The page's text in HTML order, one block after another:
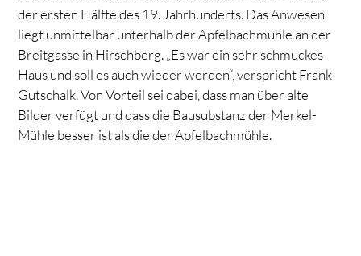
der ersten Hälfte des 19. Jahrhunderts. Das Anwesen
liegt unmittelbar unterhalb der Apfelbachmühle an der
Breitgasse in Hirschberg. „Es war ein sehr schmuckes
Haus und soll es auch wieder werden“, verspricht Frank
Gutschalk. Von Vorteil sei dabei, dass man über alte
Bilder verfügt und dass die Bausubstanz der Merkel-
Mühle besser ist als die der Apfelbachmühle.